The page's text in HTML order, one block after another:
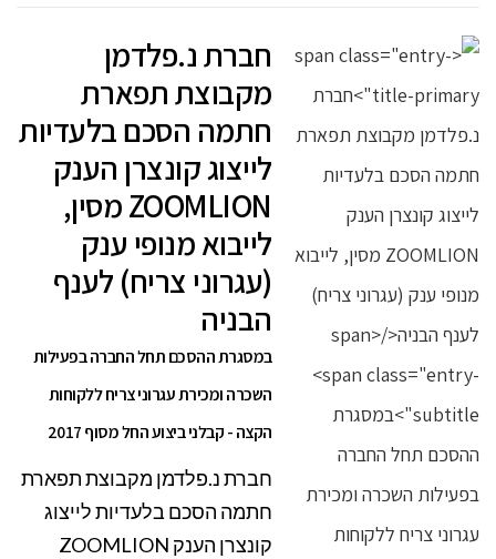
חברת נ.פלדמן
מקבוצת תפארת
חתמה הסכם בלעדיות
לייצוג קונצרן הענק
ZOOMLION מסין,
לייבוא מנופי ענק
(עגרוני צריח) לענף
הבניה
במסגרת ההסכם תחל החברה בפעילות
השכרה ומכירת עגרוני צריח ללקוחות
הקצה - קבלני ביצוע החל מסוף 2017
חברת נ.פלדמן מקבוצת תפארת
חתמה הסכם בלעדיות לייצוג
קונצרן הענק ZOOMLION